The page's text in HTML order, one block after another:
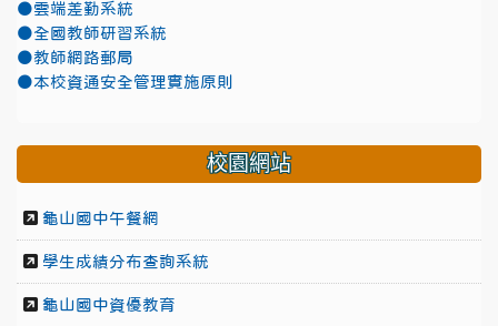
●雲端差勤系統
●全國教師研習系統
●教師網路郵局
●本校資通安全管理實施原則
校園網站
龜山國中午餐網
學生成績分布查詢系統
龜山國中資優教育